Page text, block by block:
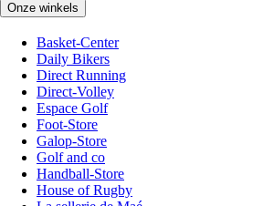
Onze winkels
Basket-Center
Daily Bikers
Direct Running
Direct-Volley
Espace Golf
Foot-Store
Galop-Store
Golf and co
Handball-Store
House of Rugby